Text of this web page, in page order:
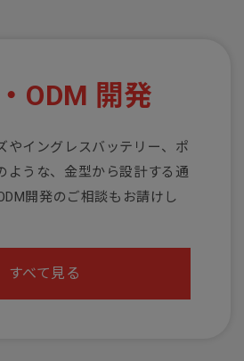
ODM 開発
やイングレスバッテリー、ポ
ような、金型から設計する通
開発のご相談もお請けし
すべて見る